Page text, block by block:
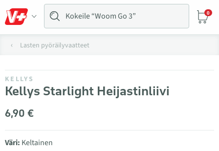
0
Lasten pyöräilyvaatteet
KELLYS
Kellys Starlight Heijastinliivi
6,90 €
Väri: Keltainen